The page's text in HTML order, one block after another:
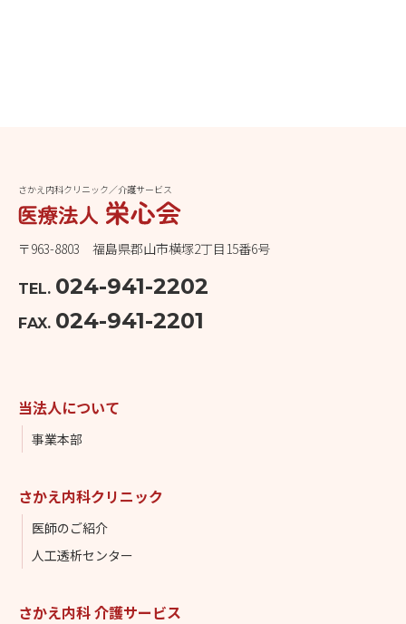
さかえ内科クリニック／介護サービス
〒963-8803 福島県郡山市横塚2丁目15番6号
TEL. 024-941-2202
FAX. 024-941-2201
当法人について
事業本部
さかえ内科クリニック
医師のご紹介
人工透析センター
さかえ内科 介護サービス